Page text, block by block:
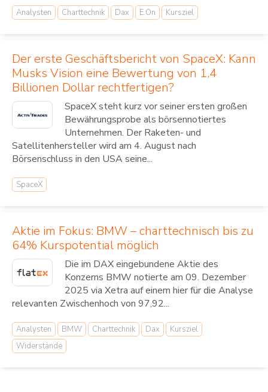
Analysten Charttechnik Dax E.On Kursziel
Der erste Geschäftsbericht von SpaceX: Kann
Musks Vision eine Bewertung von 1,4
Billionen Dollar rechtfertigen?
SpaceX steht kurz vor seiner ersten großen
Bewährungsprobe als börsennotiertes
Unternehmen. Der Raketen- und
Satellitenhersteller wird am 4. August nach
Börsenschluss in den USA seine...
SpaceX
Aktie im Fokus: BMW – charttechnisch bis zu
64% Kurspotential möglich
Die im DAX eingebundene Aktie des
Konzerns BMW notierte am 09. Dezember
2025 via Xetra auf einem hier für die Analyse
relevanten Zwischenhoch von 97,92...
Analysten BMW Charttechnik Dax
Kursziel
Widerstände